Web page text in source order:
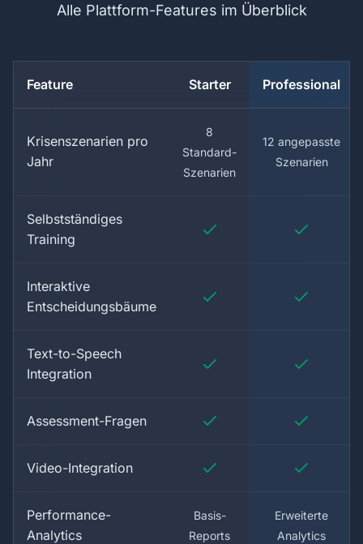
Alle Plattform-Features im Überblick
Feature Starter Professional
Krisenszenarien pro
Jahr
8
Standard-
Szenarien
12 angepasste
Szenarien
Selbstständiges
Training
Interaktive
Entscheidungsbäume
Text-to-Speech
Integration
Assessment-Fragen
Video-Integration
Performance-
Analytics
Basis-
Reports
Erweiterte
Analytics